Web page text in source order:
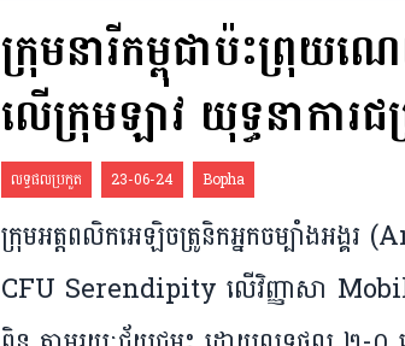
ក្រុមនារី​កម្ពុជា​ប៉ះ​ព្រុយណ
លើក្រុមឡាវ យុទ្ធនាការ​
លទ្ធផលប្រកួត 23-06-24 Bopha
ក្រុម​អត្តពលិក​​អេឡិចត្រូនិក​អ្នកចម្បាំងអង្
CFU Serendipity លើ​វិញ្ញាសា